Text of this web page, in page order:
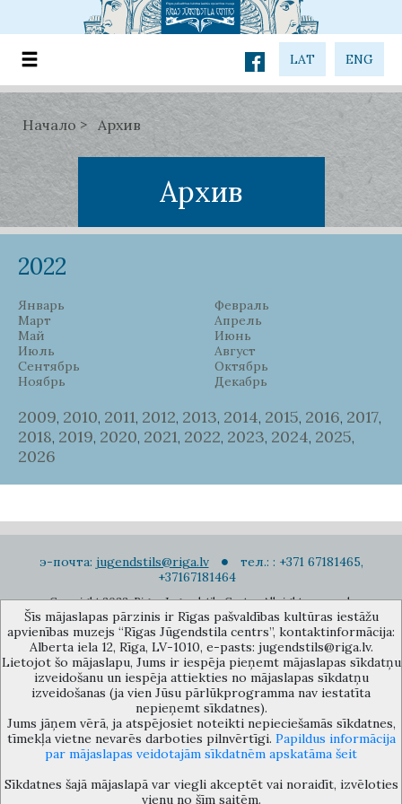
LAT ENG
Начало Архив
Архив
2022
Январь
Февраль
Март
Апрель
Май
Июнь
Июль
Август
Сентябрь
Октябрь
Ноябрь
Декабрь
2009, 2010, 2011, 2012, 2013, 2014, 2015, 2016, 2017,
2018, 2019, 2020, 2021, 2022, 2023, 2024, 2025,
2026
э-почта: jugendstils@riga.lv
тел.: : +371 67181465,
+37167181464
Copyright 2022. Rigas Jugendstila Centrs. All right reserved.
Подписаться на новости
Музей объединения культурных учереждений Рижского
самоуправления «Рижский центр югендстиля», улица Альберта 12,
Рига, LV 1010, Латвия (дверной код: 12), jugendstils@riga.lv
Šīs mājaslapas pārzinis ir Rīgas pašvaldības kultūras iestāžu
apvienības muzejs “Rīgas Jūgendstila centrs”, kontaktinformācija:
Alberta iela 12, Rīga, LV-1010, e-pasts: jugendstils@riga.lv.
Lietojot šo mājaslapu, Jums ir iespēja pieņemt mājaslapas sīkdatņu
izveidošanu un iespēja attiekties no mājaslapas sīkdatņu
izveidošanas (ja vien Jūsu pārlūkprogramma nav iestatīta
nepieņemt sīkdatnes).
Jums jāņem vērā, ja atspējosiet noteikti nepieciešamās sīkdatnes,
tīmekļa vietne nevarēs darboties pilnvērtīgi. Papildus informācija
par mājaslapas veidotajām sīkdatnēm apskatāma šeit
Sīkdatnes šajā mājaslapā var viegli akceptēt vai noraidīt, izvēloties
vienu no šīm saitēm.